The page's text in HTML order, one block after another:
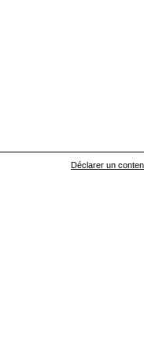
Déclarer un